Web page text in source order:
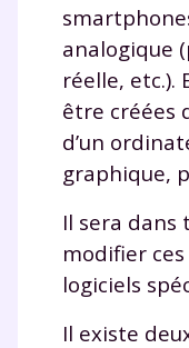
analogique
réelle, etc.).
être créées
d’un
graphique,
Il sera dans
modifier
logiciels
Il existe